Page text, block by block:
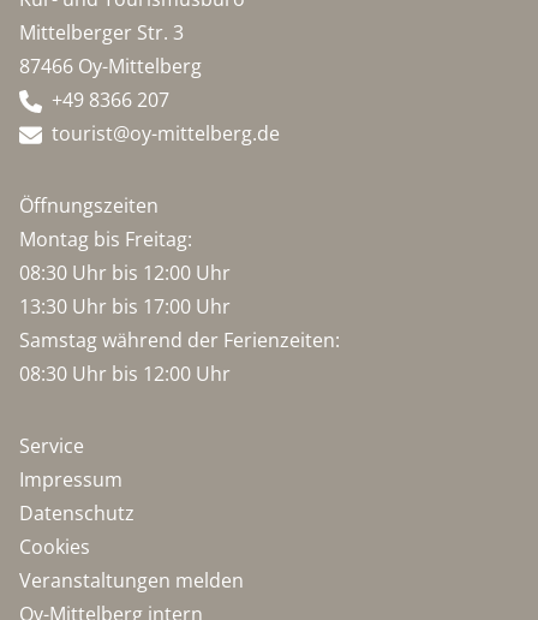
Mittelberger Str. 3
87466 Oy-Mittelberg
+49 8366 207
tourist@oy-mittelberg.de
Öffnungszeiten
Montag bis Freitag:
08:30 Uhr bis 12:00 Uhr
13:30 Uhr bis 17:00 Uhr
Samstag während der Ferienzeiten:
08:30 Uhr bis 12:00 Uhr
Service
Impressum
Datenschutz
Cookies
Veranstaltungen melden
Oy-Mittelberg intern